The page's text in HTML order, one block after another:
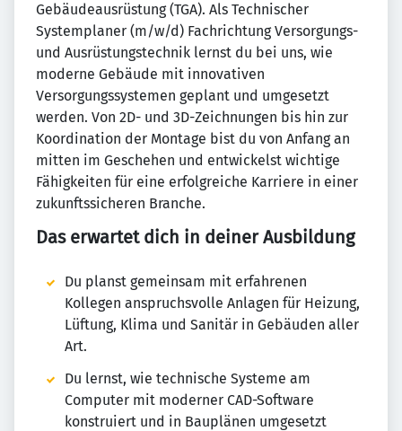
Gebäudeausrüstung (TGA). Als Technischer
Systemplaner (m/w/d) Fachrichtung Versorgungs-
und Ausrüstungstechnik lernst du bei uns, wie
moderne Gebäude mit innovativen
Versorgungssystemen geplant und umgesetzt
werden. Von 2D- und 3D-Zeichnungen bis hin zur
Koordination der Montage bist du von Anfang an
mitten im Geschehen und entwickelst wichtige
Fähigkeiten für eine erfolgreiche Karriere in einer
zukunftssicheren Branche.
Das erwartet dich in deiner Ausbildung
Du planst gemeinsam mit erfahrenen
Kollegen anspruchsvolle Anlagen für Heizung,
Lüftung, Klima und Sanitär in Gebäuden aller
Art.
Du lernst, wie technische Systeme am
Computer mit moderner CAD-Software
konstruiert und in Bauplänen umgesetzt